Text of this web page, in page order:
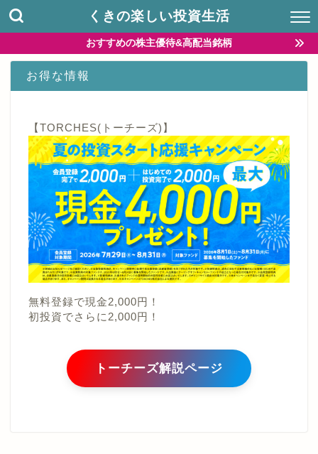
くきの楽しい投資生活
おすすめの株主優待&高配当銘柄
お得な情報
【TORCHES(トーチーズ)】
無料登録で現金2,000円！
初投資でさらに2,000円！
トーチーズ解説ページ